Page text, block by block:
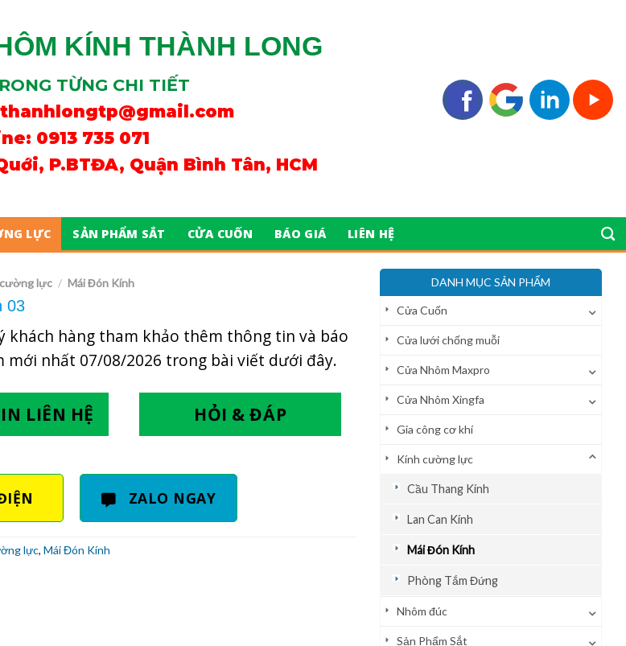
KÍNH THÀNH LONG
TỪNG CHI TIẾT
0913 735 071
P.BTĐA, Quận Bình Tân, HCM
LỰC SẢN PHẨM SẮT CỬA CUỐN BÁO GIÁ LIÊN HỆ
DANH MỤC SẢN PHẨM
Cửa Cuốn
Cửa lưới chống muỗi
Cửa Nhôm Maxpro
Cửa Nhôm Xingfa
Gia công cơ khí
Kính cường lực
Cầu Thang Kính
Lan Can Kính
Mái Đón Kính
Phòng Tắm Đứng
Nhôm đúc
Sản Phẩm Sắt
lực / Mái Đón Kính
03
khách hàng tham khảo thêm thông tin và báo
mới nhất 07/08/2026 trong bài viết dưới đây.
LIÊN HỆ HỎI & ĐÁP
ZALO NGAY
lực, Mái Đón Kính